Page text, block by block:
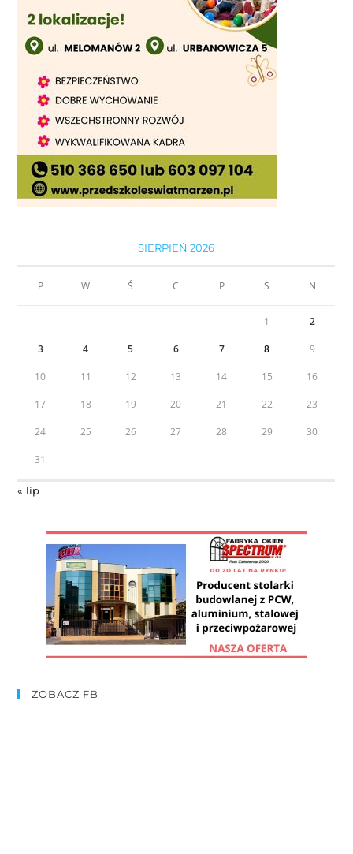
SIERPIEŃ 2026
P W Ś C P S N
1 2
3 4 5 6 7 8 9
10 11 12 13 14 15 16
17 18 19 20 21 22 23
24 25 26 27 28 29 30
31
« lip
ZOBACZ FB